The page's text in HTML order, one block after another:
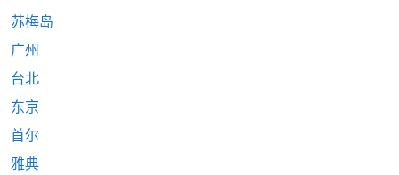
苏梅岛
广州
台北
东京
首尔
雅典